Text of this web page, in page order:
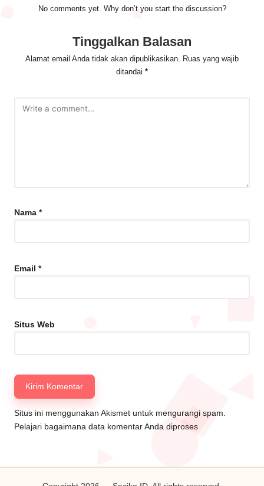
No comments yet. Why don’t you start the discussion?
Tinggalkan Balasan
Alamat email Anda tidak akan dipublikasikan.
Ruas yang wajib
ditandai *
Nama *
Email *
Situs Web
Situs ini menggunakan Akismet untuk mengurangi spam.
Pelajari bagaimana data komentar Anda diproses